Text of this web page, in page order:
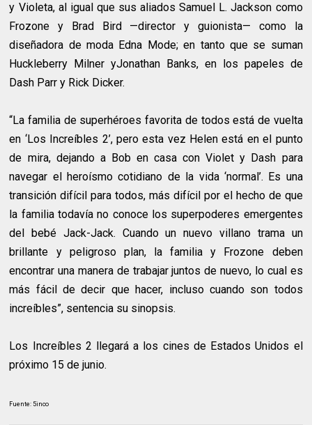
y Violeta, al igual que sus aliados Samuel L. Jackson como
Frozone y Brad Bird —director y guionista— como la
diseñadora de moda Edna Mode; en tanto que se suman
Huckleberry Milner yJonathan Banks, en los papeles de
Dash Parr y Rick Dicker.
“La familia de superhéroes favorita de todos está de vuelta
en ‘Los Increíbles 2’, pero esta vez Helen está en el punto
de mira, dejando a Bob en casa con Violet y Dash para
navegar el heroísmo cotidiano de la vida ‘normal’. Es una
transición difícil para todos, más difícil por el hecho de que
la familia todavía no conoce los superpoderes emergentes
del bebé Jack-Jack. Cuando un nuevo villano trama un
brillante y peligroso plan, la familia y Frozone deben
encontrar una manera de trabajar juntos de nuevo, lo cual es
más fácil de decir que hacer, incluso cuando son todos
increíbles”, sentencia su sinopsis.
Los Increíbles 2 llegará a los cines de Estados Unidos el
próximo 15 de junio.
Fuente: 5inco